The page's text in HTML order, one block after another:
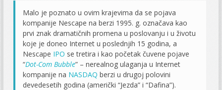
Malo je poznato u ovim krajevima da se pojava
kompanije Nescape na berzi 1995. g. označava kao
prvi znak dramatičnih promena u poslovanju i u životu
koje je doneo Internet u poslednjih 15 godina, a
Nescape IPO se tretira i kao početak čuvene pojave
“Dot-Com Bubble” – nerealnog ulaganja u Internet
kompanije na NASDAQ berzi u drugoj polovini
devedesetih godina (američki “Jezda” i “Dafina”).